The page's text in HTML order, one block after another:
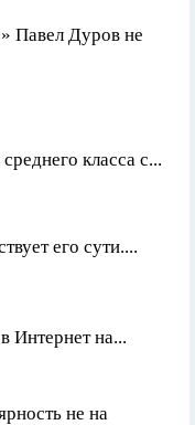
Павел Дуров не
класса с...
его сути....
Интернет на...
не на